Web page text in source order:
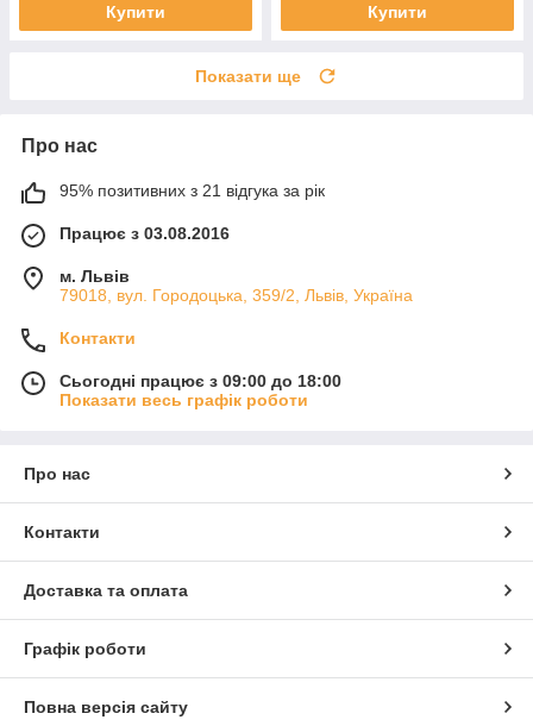
Купити Купити
Показати ще
Про нас
95% позитивних з 21 відгука за рік
Працює з 03.08.2016
м. Львів
79018, вул. Городоцька, 359/2, Львів, Україна
Контакти
Сьогодні працює з 09:00 до 18:00
Показати весь графік роботи
Про нас
Контакти
Доставка та оплата
Графік роботи
Повна версія сайту